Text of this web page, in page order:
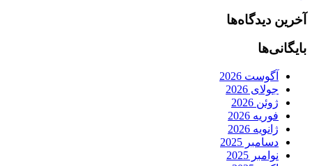
آخرین دیدگاه‌ها
بایگانی‌ها
آگوست 2026
جولای 2026
ژوئن 2026
فوریه 2026
ژانویه 2026
دسامبر 2025
نوامبر 2025